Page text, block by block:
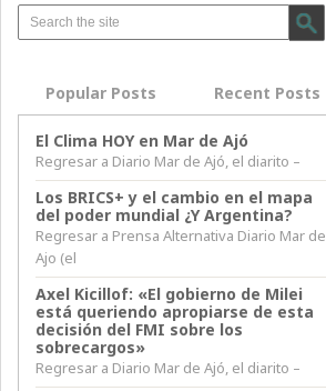
Popular Posts Recent Posts
El Clima HOY en Mar de Ajó
Regresar a Diario Mar de Ajó, el diarito –
Los BRICS+ y el cambio en el mapa
del poder mundial ¿Y Argentina?
Regresar a Prensa Alternativa Diario Mar de
Ajo (el
Axel Kicillof: «El gobierno de Milei
está queriendo apropiarse de esta
decisión del FMI sobre los
sobrecargos»
Regresar a Diario Mar de Ajó, el diarito –